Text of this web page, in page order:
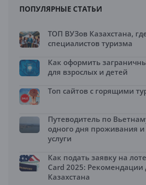
ПОПУЛЯРНЫЕ СТАТЬИ
ТОП ВУЗов Казахстана,
специалистов туризма
Как оформить
для взрослых и детей
Топ сайтов с горящими
Путеводитель по
одного дня проживания и
услуги
Как подать заявку на
Card 2025: Рекомендации
Казахстана